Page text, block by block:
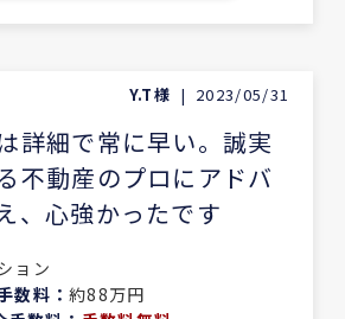
Y.T様 | 2023/05/31
詳細で常に早い。誠実
不動産のプロにアドバ
、心強かったです
ョン
数料：約88万円